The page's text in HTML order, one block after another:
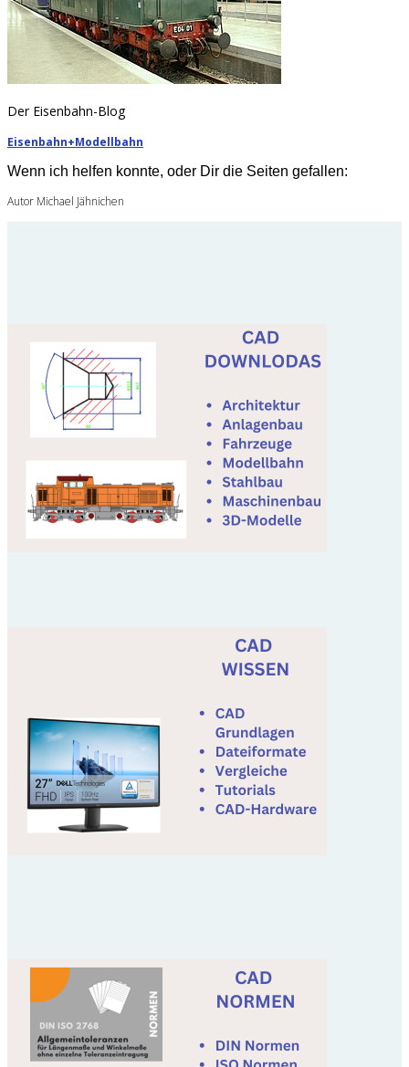
Der Eisenbahn-Blog
Eisenbahn+Modellbahn
Wenn ich helfen konnte, oder Dir die Seiten gefallen:
Autor Michael Jähnichen